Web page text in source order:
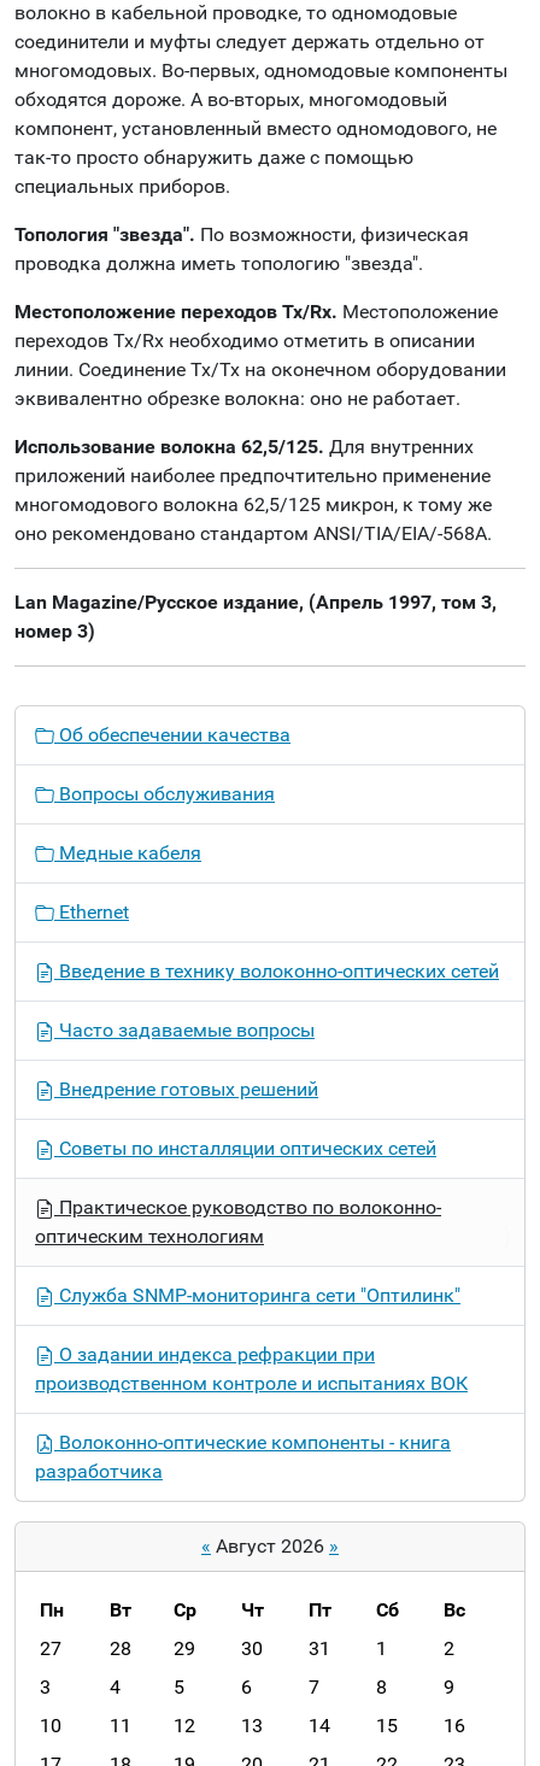
волокно в кабельной проводке, то одномодовые
соединители и муфты следует держать отдельно от
многомодовых. Во-первых, одномодовые компоненты
обходятся дороже. А во-вторых, многомодовый
компонент, установленный вместо одномодового, не
так-то просто обнаружить даже с помощью
специальных приборов.
Топология "звезда". По возможности, физическая
проводка должна иметь топологию "звезда".
Местоположение переходов Tx/Rx. Местоположение
переходов Tx/Rx необходимо отметить в описании
линии. Соединение Tx/Tx на оконечном оборудовании
эквивалентно обрезке волокна: оно не работает.
Использование волокна 62,5/125. Для внутренних
приложений наиболее предпочтительно применение
многомодового волокна 62,5/125 микрон, к тому же
оно рекомендовано стандартом ANSI/TIA/EIA/-568A.
Lan Magazine/Русское издание, (Апрель 1997, том 3,
номер 3)
я
Об обеспечении качества
Вопросы обслуживания
Медные кабеля
Ethernet
Введение в технику волоконно-оптических сетей
Часто задаваемые вопросы
Внедрение готовых решений
Советы по инсталляции оптических сетей
Практическое руководство по волоконно-
оптическим технологиям
Служба SNMP-мониторинга сети "Оптилинк"
О задании индекса рефракции при
производственном контроле и испытаниях ВОК
Волоконно-оптические компоненты - книга
разработчика
« Август 2026 »
m
n
h
Пн Вт Ср Чт Пт Сб
Вс
27
28 29 30 31 1
2
3
4 5 6 7 8
9
10
11 12 13 14 15
16